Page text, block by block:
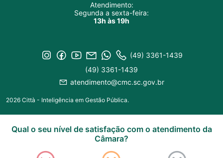
Atendimento:
Segunda a sexta-feira:
13h às 19h
(49) 3361-1439
(49) 3361-1439
atendimento@cmc.sc.gov.br
2026 Città - Inteligência em Gestão Pública.
Qual o seu nível de satisfação com o atendimento da
Câmara?